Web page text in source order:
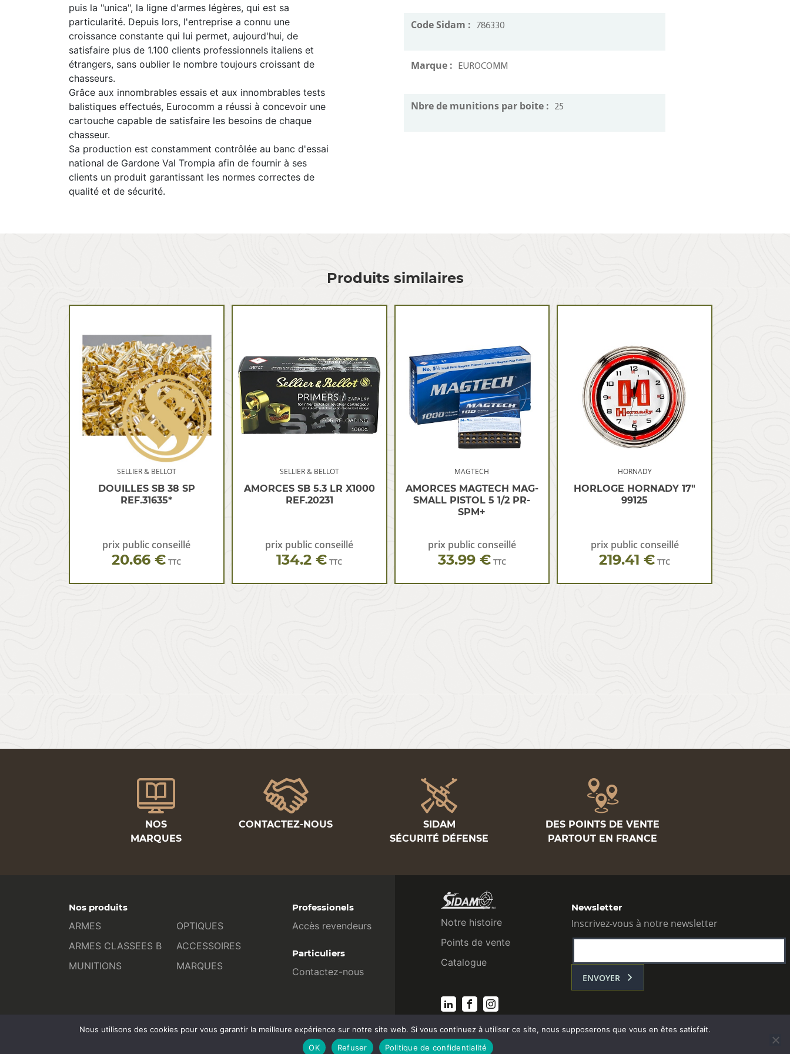
puis la "unica", la ligne d'armes légères, qui est sa
particularité. Depuis lors, l'entreprise a connu une
croissance constante qui lui permet, aujourd'hui, de
satisfaire plus de 1.100 clients professionnels italiens et
étrangers, sans oublier le nombre toujours croissant de
chasseurs.
Grâce aux innombrables essais et aux innombrables tests
balistiques effectués, Eurocomm a réussi à concevoir une
cartouche capable de satisfaire les besoins de chaque
chasseur.
Sa production est constamment contrôlée au banc d'essai
national de Gardone Val Trompia afin de fournir à ses
clients un produit garantissant les normes correctes de
qualité et de sécurité.
Code Sidam : 786330
Marque : EUROCOMM
Nbre de munitions par boite : 25
Produits similaires
SELLIER & BELLOT
DOUILLES SB 38 SP
REF.31635*
prix public conseillé
20.66 € TTC
SELLIER & BELLOT
AMORCES SB 5.3 LR X1000
REF.20231
prix public conseillé
134.2 € TTC
MAGTECH
AMORCES MAGTECH MAG-
SMALL PISTOL 5 1/2 PR-
SPM+
prix public conseillé
33.99 € TTC
HORNADY
HORLOGE HORNADY 17″
99125
prix public conseillé
219.41 € TTC
NOS
MARQUES
CONTACTEZ-NOUS
SIDAM
SÉCURITÉ DÉFENSE
DES POINTS DE VENTE
PARTOUT EN FRANCE
Nos produits
ARMES
ARMES CLASSEES B
MUNITIONS
OPTIQUES
ACCESSOIRES
MARQUES
Professionels
Accès revendeurs
Particuliers
Contactez-nous
Notre histoire
Points de vente
Catalogue
Newsletter
Inscrivez-vous à notre newsletter
ENVOYER
Nous utilisons des cookies pour vous garantir la meilleure expérience sur notre site web. Si vous continuez à utiliser ce site, nous supposerons que vous en êtes satisfait.
OK
Refuser Politique de confidentialité